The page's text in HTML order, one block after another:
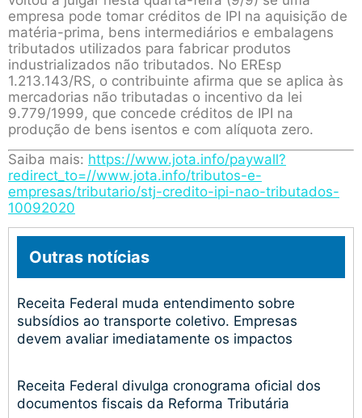
empresa pode tomar créditos de IPI na aquisição de
matéria-prima, bens intermediários e embalagens
tributados utilizados para fabricar produtos
industrializados não tributados. No EREsp
1.213.143/RS, o contribuinte afirma que se aplica às
mercadorias não tributadas o incentivo da lei
9.779/1999, que concede créditos de IPI na
produção de bens isentos e com alíquota zero.
Saiba mais: https://www.jota.info/paywall?
redirect_to=//www.jota.info/tributos-e-
empresas/tributario/stj-credito-ipi-nao-tributados-
10092020
Outras notícias
Receita Federal muda entendimento sobre
subsídios ao transporte coletivo. Empresas
devem avaliar imediatamente os impactos
Receita Federal divulga cronograma oficial dos
documentos fiscais da Reforma Tributária